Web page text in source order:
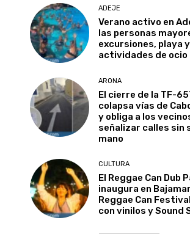
ADEJE
Verano activo en
las personas
excursiones, playa y
actividades de ocio
ARONA
El cierre de la TF-
colapsa vías de
y obliga a los
señalizar calles sin
mano
CULTURA
El Reggae Can Dub
inaugura en
Reggae Can
con vinilos y Sound